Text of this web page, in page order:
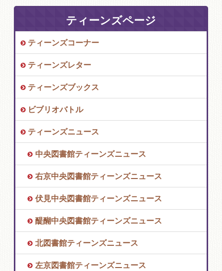
ティーンズページ
ティーンズコーナー
ティーンズレター
ティーンズブックス
ビブリオバトル
ティーンズニュース
中央図書館ティーンズニュース
右京中央図書館ティーンズニュース
伏見中央図書館ティーンズニュース
醍醐中央図書館ティーンズニュース
北図書館ティーンズニュース
左京図書館ティーンズニュース